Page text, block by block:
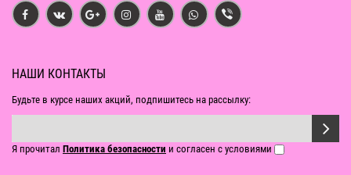
НАШИ КОНТАКТЫ
Будьте в курсе наших акций, подпишитесь на рассылку:
Я прочитал Политика безопасности и согласен с условиями